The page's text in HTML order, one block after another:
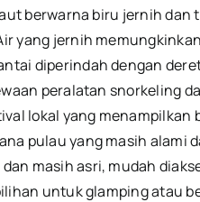
berwarna biru jernih dan
yang jernih
diperindah dengan
peralatan snorkeling
lokal yang
pulau yang masih alami
masih asri, mudah
untuk glamping atau